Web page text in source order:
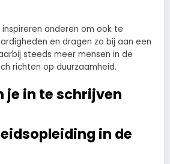
inspireren anderen om ook te
en dragen zo bij aan een
steeds meer mensen in de
richten op duurzaamheid.
je in te schrijven
in de